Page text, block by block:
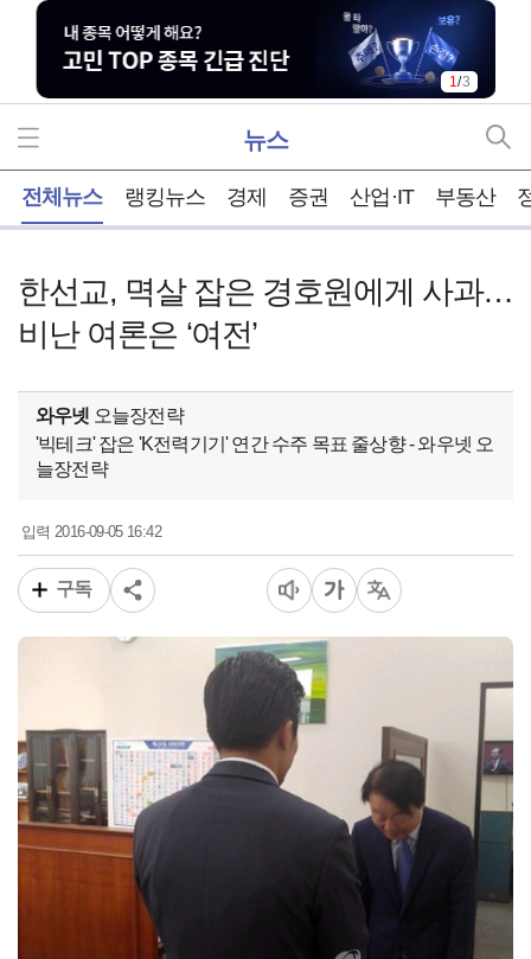
1/3
뉴스
전체뉴스 랭킹뉴스 경제 증권 산업·IT 부동산
한선교, 멱살 잡은 경호원에게 사과…
비난 여론은 ‘여전’
와우넷 오늘장전략
'빅테크' 잡은 'K전력기기' 연간 수주 목표 줄상향 - 와우넷 오
늘장전략
입력 2016-09-05 16:42
구독